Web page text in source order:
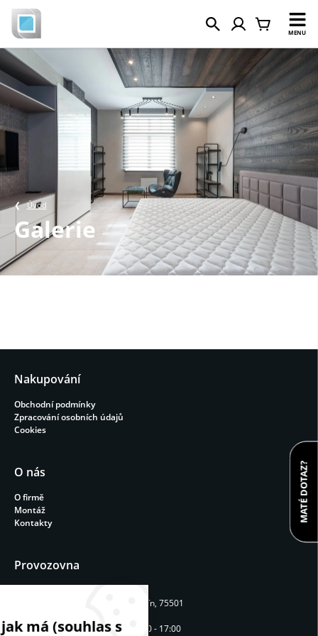
MENU
Úvod
Galerie
Nakupování
Obchodní podmínky
Zpracování osobních údajů
Cookies
O nás
O firmě
Montáž
Kontakty
Provozovna
Machalův dvůr 54, Rokytnice, Vsetín, 75501
Pondělí - Pátek: 9:00 - 12:00 / 13:00 - 17:00
má (souhlas s
MATÉ DOTAZ?